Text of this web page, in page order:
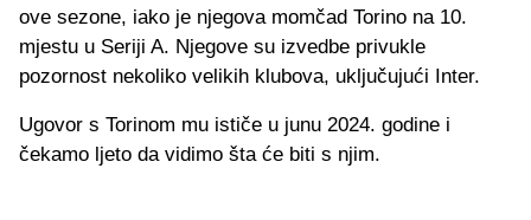
ove sezone, iako je njegova momčad Torino na 10.
mjestu u Seriji A. Njegove su izvedbe privukle
pozornost nekoliko velikih klubova, uključujući Inter.
Ugovor s Torinom mu ističe u junu 2024. godine i
čekamo ljeto da vidimo šta će biti s njim.